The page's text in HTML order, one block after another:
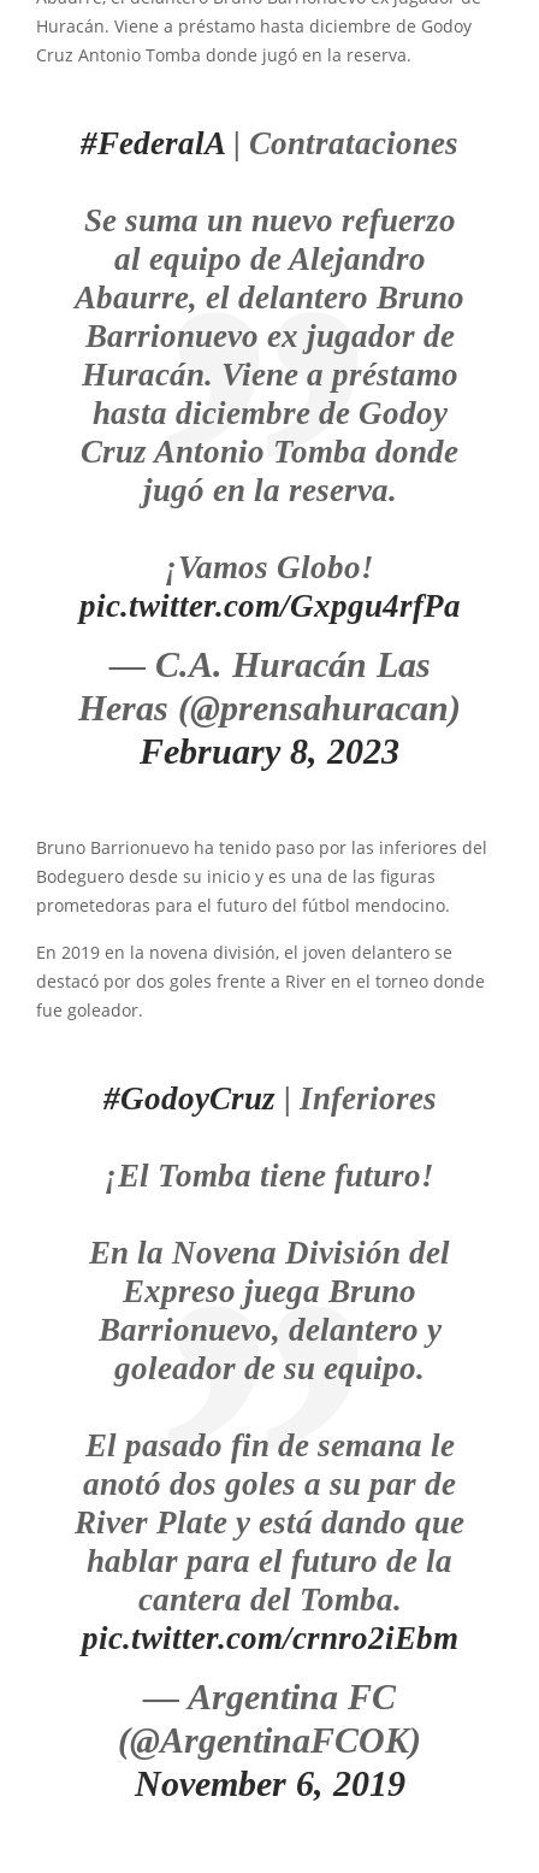
Huracán. Viene a préstamo hasta diciembre de Godoy
Cruz Antonio Tomba donde jugó en la reserva.
#FederalA | Contrataciones
Se suma un nuevo refuerzo
al equipo de Alejandro
Abaurre, el delantero Bruno
Barrionuevo ex jugador de
Huracán. Viene a préstamo
hasta diciembre de Godoy
Cruz Antonio Tomba donde
jugó en la reserva.
¡Vamos Globo!
pic.twitter.com/Gxpgu4rfPa
— C.A. Huracán Las
Heras (@prensahuracan)
February 8, 2023
Bruno Barrionuevo ha tenido paso por las inferiores del
Bodeguero desde su inicio y es una de las figuras
prometedoras para el futuro del fútbol mendocino.
En 2019 en la novena división, el joven delantero se
destacó por dos goles frente a River en el torneo donde
fue goleador.
#GodoyCruz| Inferiores
¡El Tomba tiene futuro!
En la Novena División del
Expreso juega Bruno
Barrionuevo, delantero y
goleador de su equipo.
El pasado fin de semana le
anotó dos goles a su par de
River Plate y está dando que
hablar para el futuro de la
cantera del Tomba.
pic.twitter.com/crnro2iEbm
— Argentina FC
(@ArgentinaFCOK)
November 6, 2019